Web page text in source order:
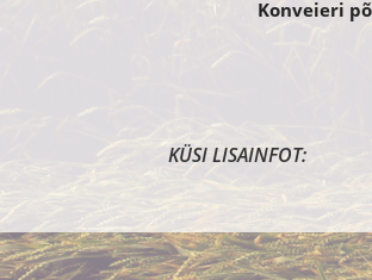
Konveieri
KÜSI LISAINFOT: +372 58